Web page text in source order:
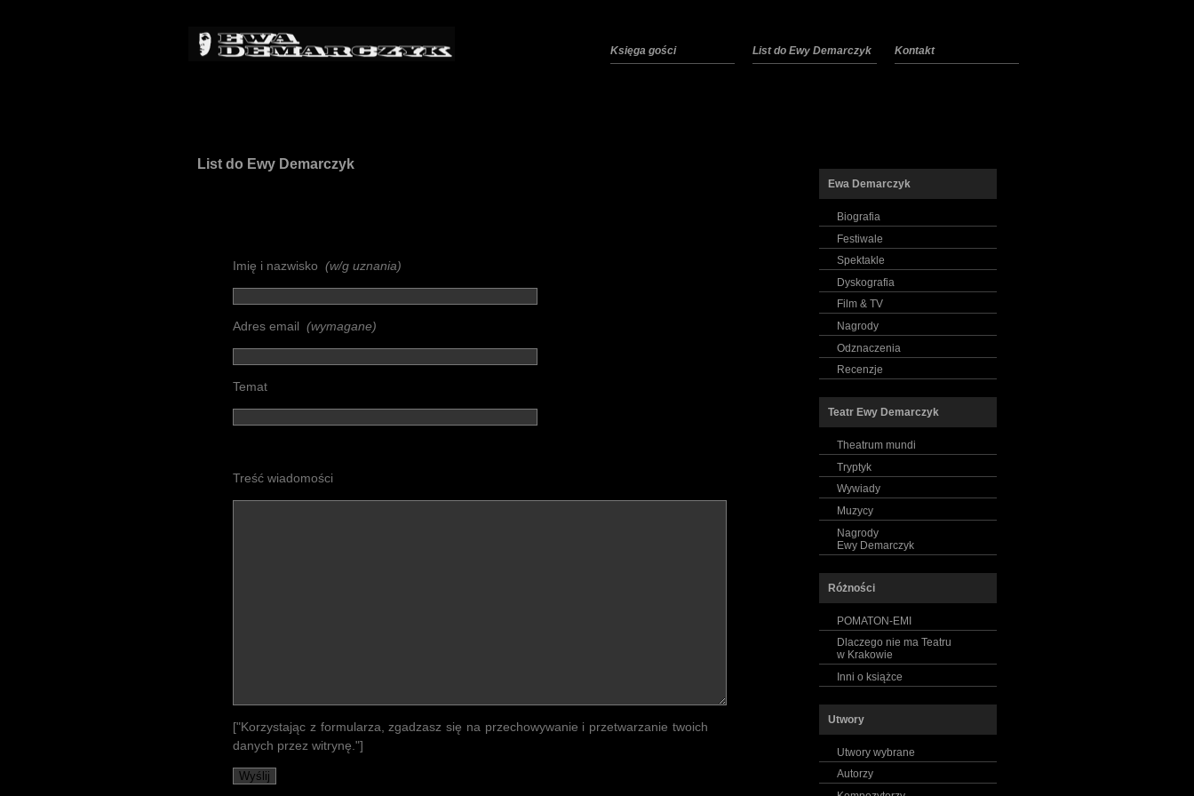
Księga gości List do Ewy Demarczyk Kontakt
List do Ewy Demarczyk
Imię i nazwisko (w/g uznania)
Adres email (wymagane)
Temat
Treść wiadomości
["Korzystając z formularza, zgadzasz się na przechowywanie i przetwarzanie twoich
danych przez witrynę."]
Ewa Demarczyk
Biografia
Festiwale
Spektakle
Dyskografia
Film & TV
Nagrody
Odznaczenia
Recenzje
Teatr Ewy Demarczyk
Theatrum mundi
Tryptyk
Wywiady
Muzycy
Nagrody
Ewy Demarczyk
Różności
POMATON-EMI
Dlaczego nie ma Teatru
w Krakowie
Inni o książce
Utwory
Utwory wybrane
Autorzy